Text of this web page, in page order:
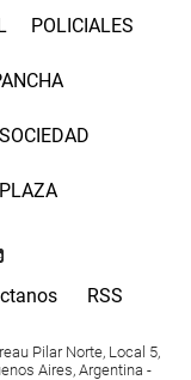
POLICIALES
SOCIEDAD
RSS
Pilar Norte, Local 5,
Aires, Argentina -